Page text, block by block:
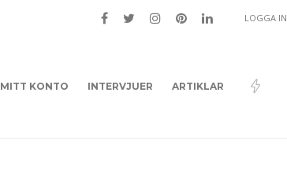
LOGGA IN
MITT KONTO INTERVJUER ARTIKLAR